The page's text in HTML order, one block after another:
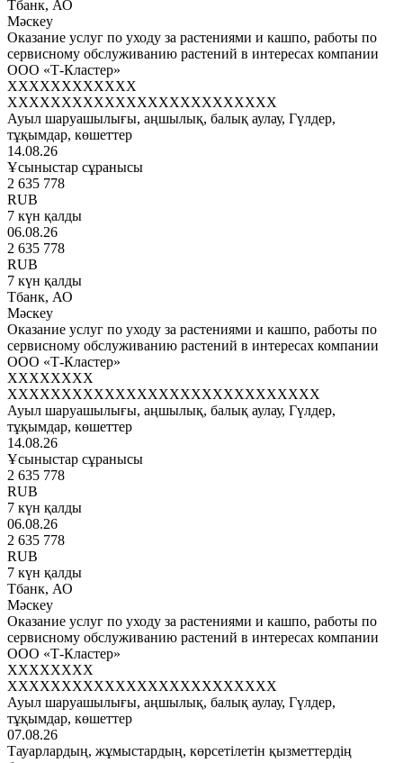
Тбанк, АО
Мәскеу
Оказание услуг по уходу за растениями и кашпо, работы по
сервисному обслуживанию растений в интересах компании
ООО «Т-Кластер»
XXXXXXXXXXXX
XXXXXXXXXXXXXXXXXXXXXXXXX
Ауыл шаруашылығы, аңшылық, балық аулау, Гүлдер,
тұқымдар, көшеттер
14.08.26
Ұсыныстар сұранысы
2 635 778
RUB
7 күн қалды
06.08.26
2 635 778
RUB
7 күн қалды
Тбанк, АО
Мәскеу
Оказание услуг по уходу за растениями и кашпо, работы по
сервисному обслуживанию растений в интересах компании
ООО «Т-Кластер»
XXXXXXXX
XXXXXXXXXXXXXXXXXXXXXXXXXXXXX
Ауыл шаруашылығы, аңшылық, балық аулау, Гүлдер,
тұқымдар, көшеттер
14.08.26
Ұсыныстар сұранысы
2 635 778
RUB
7 күн қалды
06.08.26
2 635 778
RUB
7 күн қалды
Тбанк, АО
Мәскеу
Оказание услуг по уходу за растениями и кашпо, работы по
сервисному обслуживанию растений в интересах компании
ООО «Т-Кластер»
XXXXXXXX
XXXXXXXXXXXXXXXXXXXXXXXXX
Ауыл шаруашылығы, аңшылық, балық аулау, Гүлдер,
тұқымдар, көшеттер
07.08.26
Тауарлардың, жұмыстардың, көрсетілетін қызметтердің